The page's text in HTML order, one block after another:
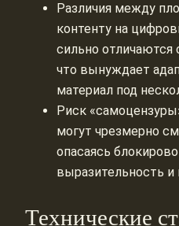
Различия между
контенту на
сильно отличаются
что вынуждает
материал под
Риск
могут чрезмерно
опасаясь
выразительность и
Технические